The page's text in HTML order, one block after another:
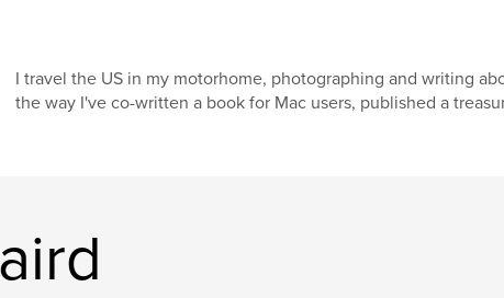
I travel the US in my motorhome, photographing and writing
the way I've co-written a book for Mac users, published a